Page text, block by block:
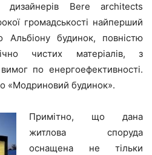
Bere architects
громадськості найперший
Альбіону будинок, повністю
чистих матеріалів, з
по енергоефективності.
«Модриновий будинок».
Примітно, що дана
житлова споруда
оснащена не тільки